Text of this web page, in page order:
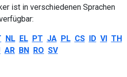
ist in verschiedenen Sprachen
NL EL PT JA PL CS ID VI TH
AR BN RO SV